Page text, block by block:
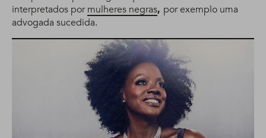
interpretados pormulheres negras, por exemplo uma
advogada sucedida.